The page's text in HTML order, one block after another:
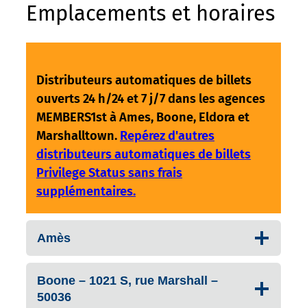
Emplacements et horaires
Distributeurs automatiques de billets
ouverts 24 h/24 et 7 j/7 dans les agences
MEMBERS1st à Ames, Boone, Eldora et
Marshalltown. Repérez d'autres
distributeurs automatiques de billets
Privilege Status sans frais
supplémentaires.
Amès
Boone – 1021 S, rue Marshall –
50036